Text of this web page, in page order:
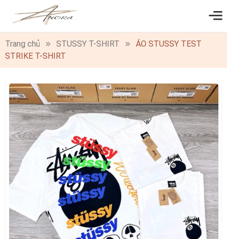
0
Trang chủ STUSSY T-SHIRT
ÁO STUSSY TEST
STRIKE T-SHIRT